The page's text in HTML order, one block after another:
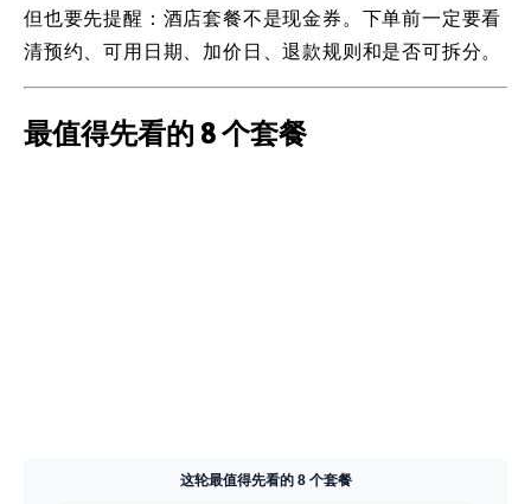
但也要先提醒：酒店套餐不是现金券。下单前一定要看
清预约、可用日期、加价日、退款规则和是否可拆分。
最值得先看的 8 个套餐